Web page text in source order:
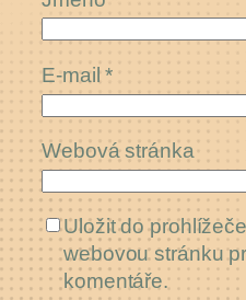
E-mail*
Webová stránka
Uložit do
webovou stránku
komentáře.